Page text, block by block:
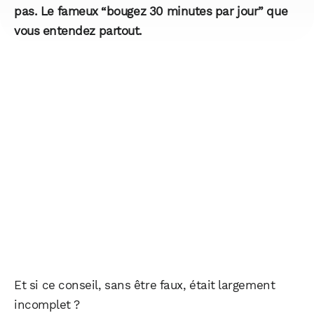
pas. Le fameux “bougez 30 minutes par jour” que
vous entendez partout.
Et si ce conseil, sans être faux, était largement
incomplet ?